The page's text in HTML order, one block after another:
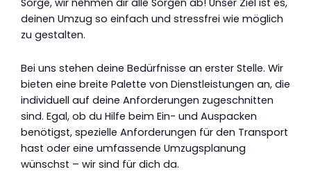
deinen Umzug so einfach und stressfrei wie möglich
zu gestalten.
Bei uns stehen deine Bedürfnisse an erster Stelle. Wir
bieten eine breite Palette von Dienstleistungen an, die
individuell auf deine Anforderungen zugeschnitten
sind. Egal, ob du Hilfe beim Ein- und Auspacken
benötigst, spezielle Anforderungen für den Transport
hast oder eine umfassende Umzugsplanung
wünschst – wir sind für dich da.